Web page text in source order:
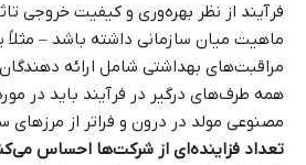
فرآیند از نظر بهره‌وری و کیفیت خروجی
ماهیت میان‌ سازمانی داشته باشد – مثلاً
مراقبت‌های بهداشتی شامل ارائه‌
همه طرف‌های درگیر در فرآیند باید در
مصنوعی مولد در درون و فراتر از مرزهای
تعداد فزاینده‌ای از شرکت‌ها احساس